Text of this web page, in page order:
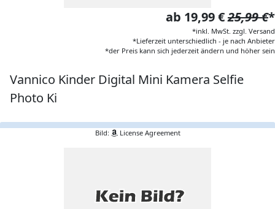
ab 19,99 €25,99 €*
*inkl. MwSt. zzgl. Versand
*Lieferzeit unterschiedlich - je nach Anbieter
*der Preis kann sich jederzeit ändern und höher sein
Vannico Kinder Digital Mini Kamera Selfie
Photo Ki
Bild: License Agreement